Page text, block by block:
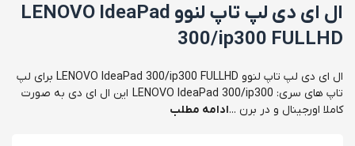
ال ای دی لپ تاپ لنوو LENOVO IdeaPad
300/ip300 FULLHD
ال ای دی لپ تاپ لنوو LENOVO IdeaPad 300/ip300 FULLHD برای لپ
تاپ های سری: LENOVO IdeaPad 300/ip300 این ال ای دی به صورت
کاملا اورجینال و در برن ...ادامه مطلب